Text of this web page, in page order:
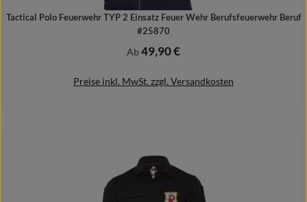
Tactical Polo Feuerwehr TYP 2 Einsatz Feuer Wehr Berufsfeuerwehr Beruf
#25870
Regulärer Preis:
Ab49,90 €
Preise inkl. MwSt. zzgl. Versandkosten